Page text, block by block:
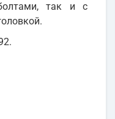
так и с